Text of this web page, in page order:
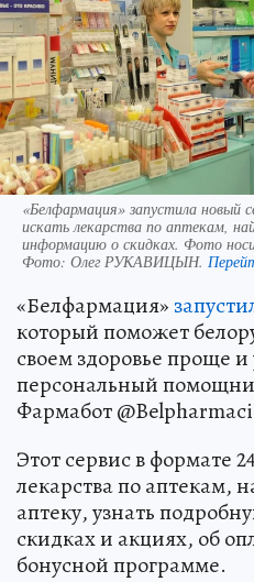
«Белфармация» запустила
искать лекарства по аптекам,
информацию о скидках. Фото
Фото: Олег РУКАВИЦЫН.
«Белфармация»
который поможет
своем здоровье проще
персональный
Фармабот
Этот сервис в формате
лекарства по
аптеку, узнать
скидках и акциях, об
бонусной программе.